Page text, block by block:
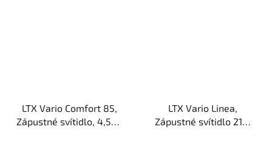
LTX Vario Comfort 85,
Zápustné svítidlo, 4,5W,
LTX Vario Linea,
Zápustné svítidlo 218,